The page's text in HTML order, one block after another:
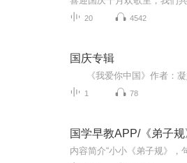
20 4542
国庆专辑
1 78
国学早教APP/《弟子